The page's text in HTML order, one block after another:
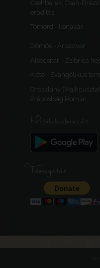
Csehberek, Cseh-Brézó
erődítés
Tömörd - Ilonavár
Dömös - Árpádvár
Alsócsitár - Zsibrica
Kiéte - Evangélikus
Oroszlány
Prépostság Romjai
Mobilalkalmazás
Támogatás